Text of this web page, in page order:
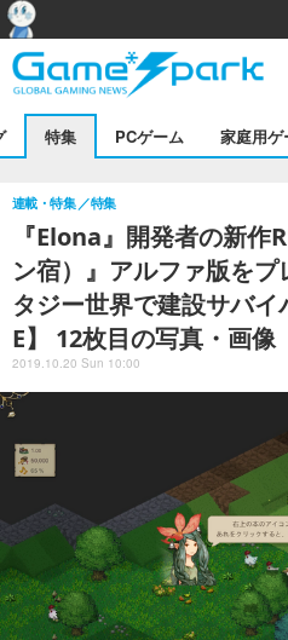
特集 PCゲーム 家庭用ゲ
『Elona』開発者の新
ン宿）』アルファ版を
タジー世界で建設サバ
E】 12枚目の写真・画像
連載・特集 特集
2019.10.20 Sun 10:00